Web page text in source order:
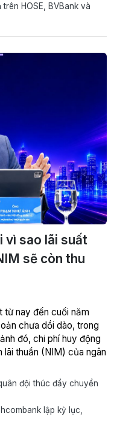
HOSE, BVBank và
vì sao lãi suất
sẽ còn thu
từ nay đến cuối năm
chưa dồi dào, trong
đó, chi phí huy động
lãi thuần (NIM) của ngân
đội thúc đẩy chuyển
lập kỷ lục,